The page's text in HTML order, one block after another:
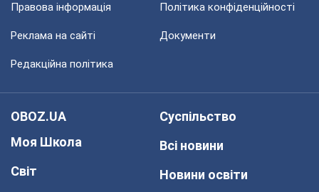
Правова інформація Політика конфіденційності
Реклама на сайті Документи
Редакційна політика
OBOZ.UA
Моя Школа
Світ
Суспільство
Всі новини
Новини освіти